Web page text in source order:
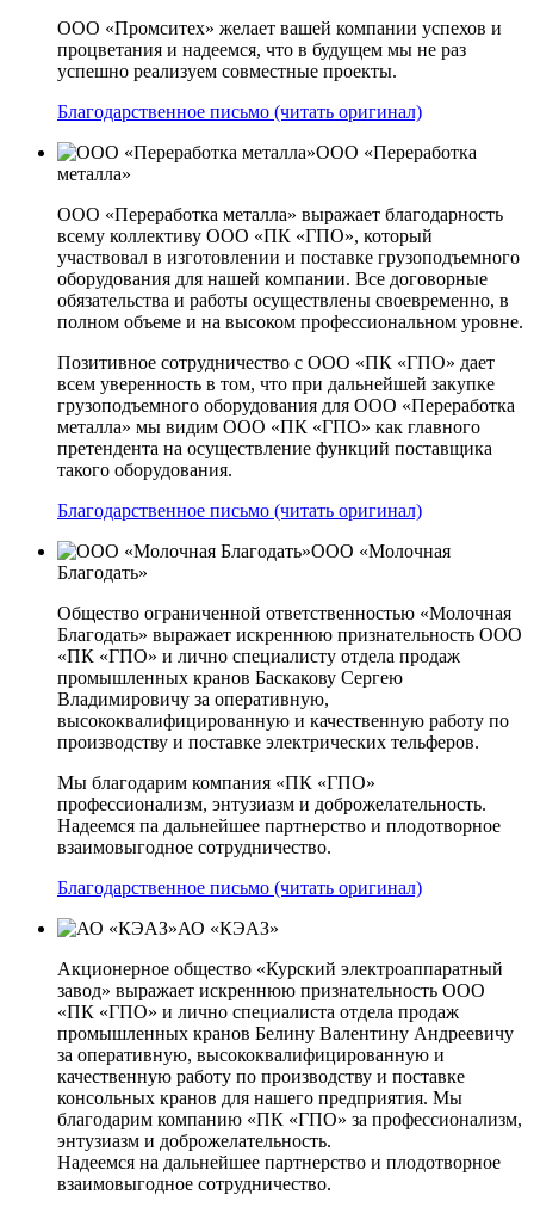
ООО «Промситех» желает вашей компании успехов и
процветания и надеемся, что в будущем мы не раз
успешно реализуем совместные проекты.
Благодарственное письмо (читать оригинал)
ООО «Переработка
металла»
ООО «Переработка металла» выражает благодарность
всему коллективу ООО «ПК «ГПО», который
участвовал в изготовлении и поставке грузоподъемного
оборудования для нашей компании. Все договорные
обязательства и работы осуществлены своевременно, в
полном объеме и на высоком профессиональном уровне.
Позитивное сотрудничество с ООО «ПК «ГПО» дает
всем уверенность в том, что при дальнейшей закупке
грузоподъемного оборудования для ООО «Переработка
металла» мы видим ООО «ПК «ГПО» как главного
претендента на осуществление функций поставщика
такого оборудования.
Благодарственное письмо (читать оригинал)
ООО «Молочная
Благодать»
Общество ограниченной ответственностью «Молочная
Благодать» выражает искреннюю признательность ООО
«ПК «ГПО» и лично специалисту отдела продаж
промышленных кранов Баскакову Сергею
Владимировичу за оперативную,
высококвалифицированную и качественную работу по
производству и поставке электрических тельферов.
Мы благодарим компания «ПК «ГПО»
профессионализм, энтузиазм и доброжелательность.
Надеемся па дальнейшее партнерство и плодотворное
взаимовыгодное сотрудничество.
Благодарственное письмо (читать оригинал)
АО «КЭАЗ»
Акционерное общество «Курский электроаппаратный
завод» выражает искреннюю признательность ООО
«ПК «ГПО» и лично специалиста отдела продаж
промышленных кранов Белину Валентину Андреевичу
за оперативную, высококвалифицированную и
качественную работу по производству и поставке
консольных кранов для нашего предприятия. Мы
благодарим компанию «ПК «ГПО» за профессионализм,
энтузиазм и доброжелательность.
Надеемся на дальнейшее партнерство и плодотворное
взаимовыгодное сотрудничество.